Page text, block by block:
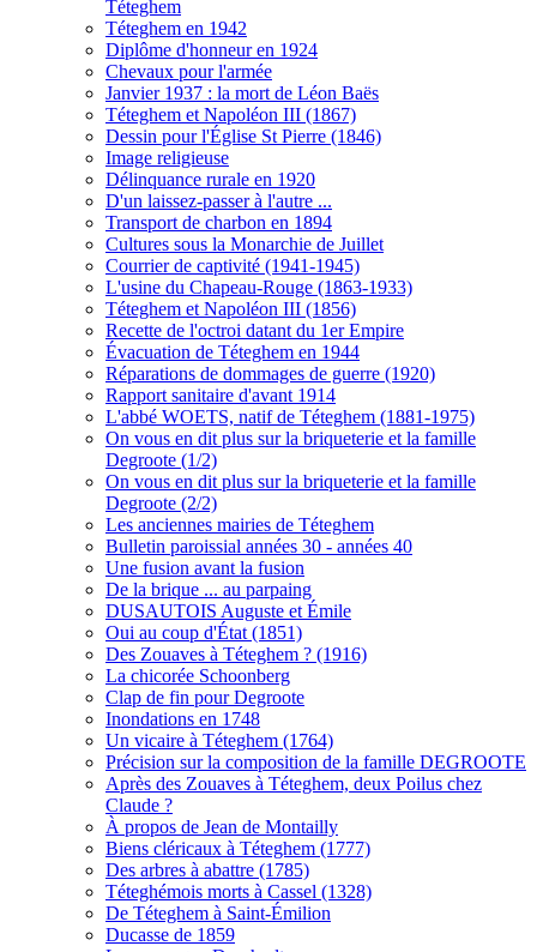
Téteghem
Téteghem en 1942
Diplôme d'honneur en 1924
Chevaux pour l'armée
Janvier 1937 : la mort de Léon Baës
Téteghem et Napoléon III (1867)
Dessin pour l'Église St Pierre (1846)
Image religieuse
Délinquance rurale en 1920
D'un laissez-passer à l'autre ...
Transport de charbon en 1894
Cultures sous la Monarchie de Juillet
Courrier de captivité (1941-1945)
L'usine du Chapeau-Rouge (1863-1933)
Téteghem et Napoléon III (1856)
Recette de l'octroi datant du 1er Empire
Évacuation de Téteghem en 1944
Réparations de dommages de guerre (1920)
Rapport sanitaire d'avant 1914
L'abbé WOETS, natif de Téteghem (1881-1975)
On vous en dit plus sur la briqueterie et la famille
Degroote (1/2)
On vous en dit plus sur la briqueterie et la famille
Degroote (2/2)
Les anciennes mairies de Téteghem
Bulletin paroissial années 30 - années 40
Une fusion avant la fusion
De la brique ... au parpaing
DUSAUTOIS Auguste et Émile
Oui au coup d'État (1851)
Des Zouaves à Téteghem ? (1916)
La chicorée Schoonberg
Clap de fin pour Degroote
Inondations en 1748
Un vicaire à Téteghem (1764)
Précision sur la composition de la famille DEGROOTE
Après des Zouaves à Téteghem, deux Poilus chez
Claude ?
À propos de Jean de Montailly
Biens cléricaux à Téteghem (1777)
Des arbres à abattre (1785)
Téteghémois morts à Cassel (1328)
De Téteghem à Saint-Émilion
Ducasse de 1859